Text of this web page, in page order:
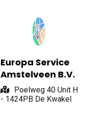
Europa Service
Amstelveen B.V.
Poelweg 40 Unit H
- 1424PB De Kwakel